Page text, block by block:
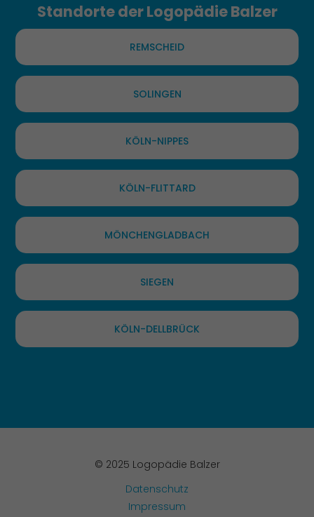
Standorte der Logopädie Balzer
REMSCHEID
SOLINGEN
KÖLN-NIPPES
KÖLN-FLITTARD
MÖNCHENGLADBACH
SIEGEN
KÖLN-DELLBRÜCK
© 2025 Logopädie Balzer
Datenschutz
Impressum